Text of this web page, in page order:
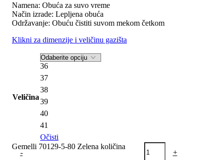
Namena: Obuća za suvo vreme
Način izrade: Lepljena obuća
Održavanje: Obuću čistiti suvom mekom četkom
Klikni za dimenzije i veličinu gazišta
Veličina
36
37
38
39
40
41
Očisti
-
Gemelli 70129-5-80 Zelena količina
+